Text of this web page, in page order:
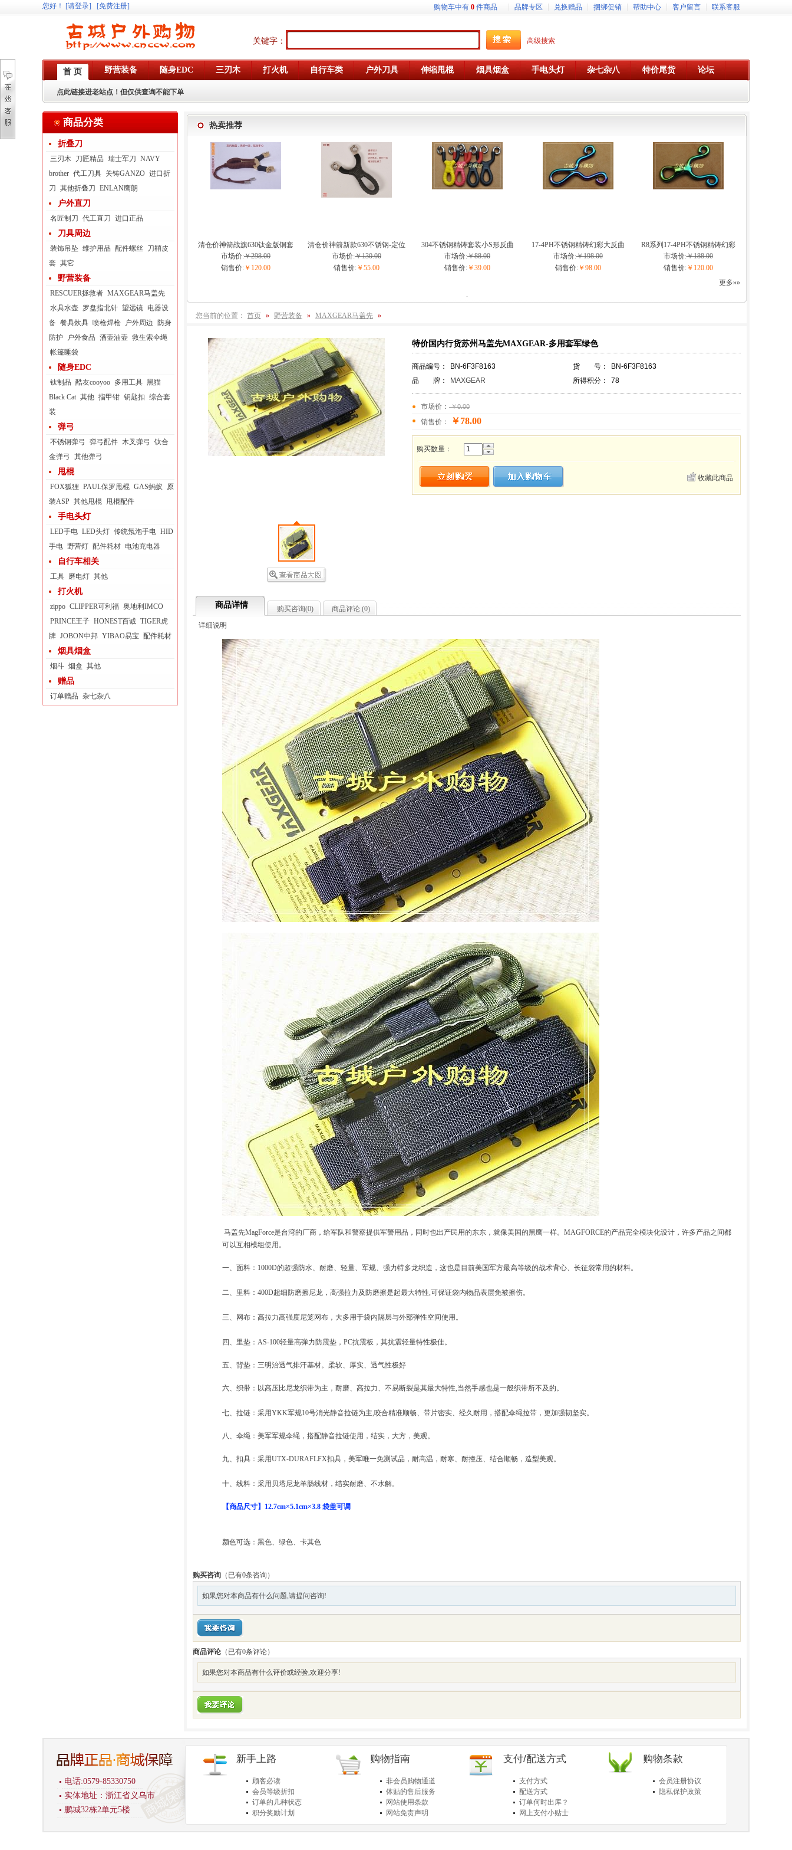
您好 ！ [请登录] [免费注册] 购物车中有 0 件商品 品牌专区 兑换赠品 捆绑促销 帮助中心 客户留言 联系客服
关键字： 高级搜索
首 页 野营装备 随身EDC 三刃木 打火机 自行车类 户外刀具 伸缩甩棍 烟具烟盒 手电头灯 杂七杂八 特价尾货 论坛
点此链接进老站点！但仅供查询不能下单
商品分类
折叠刀
三刃木 刀匠精品 瑞士军刀 NAVY
brother 代工刀具 关铸GANZO 进口折
刀 其他折叠刀 ENLAN鹰朗
户外直刀
名匠制刀 代工直刀 进口正品
刀具周边
装饰吊坠 维护用品 配件螺丝
刀鞘皮
套 其它
野营装备
RESCUER拯救者 MAXGEAR马盖先
水具水壶 罗盘指北针 望远镜 电器设
备 餐具炊具 喷枪焊枪 户外周边
防身
防护
户外食品 酒壶油壶 救生索伞绳
帐篷睡袋
随身EDC
钛制品 酷友cooyoo 多用工具 黑猫
Black Cat 其他 指甲钳 钥匙扣 综合套
装
弹弓
不锈钢弹弓 弹弓配件 木叉弹弓
钛合
金弹弓
其他弹弓
甩棍
FOX狐狸 PAUL保罗甩棍 GAS蚂蚁
原
装ASP 其他甩棍 甩棍配件
手电头灯
LED手电 LED头灯 传统氖泡手电 HID
手电 野营灯 配件耗材 电池充电器
自行车相关
工具 磨电灯 其他
打火机
zippo CLIPPER可利福 奥地利IMCO
PRINCE王子 HONEST百诚 TIGER虎
牌 JOBON中邦 YIBAO易宝 配件耗材
烟具烟盒
烟斗 烟盒 其他
赠品
订单赠品 杂七杂八
热卖推荐
清仓价神箭战旗630钛金版铜套
弓眼反曲球卡六股弹弓
市场价:￥298.00
销售价: ￥120.00
清仓价神箭新款630不锈钢-定位
槽玲珑弹弓
市场价:￥130.00
销售价: ￥55.00
304不锈钢精铸套装小S形反曲
弹弓
市场价:￥88.00
销售价: ￥39.00
17-4PH不锈钢精铸幻彩大反曲
弹弓
市场价:￥198.00
销售价:￥98.00
R8系列17-4PH不锈钢精铸幻彩
弹弓
市场价:￥188.00
销售价:￥120.00
更多»»
.
您当前的位置： 首页 » 野营装备 » MAXGEAR马盖先 »
特价国内行货苏州马盖先MAXGEAR-多用套军绿色
商品编号： BN-6F3F8163 货 号：
BN-6F3F8163
品 牌：
MAXGEAR 所得积分： 78
市场价： ￥0.00
销售价： ￥78.00
购买数量：
收藏此商品
商品详情 购买咨询(0) 商品评论 (0)
详细说明
马盖先MagForce是台湾的厂商，给军队和警察提供军警用品，同时也出产民用的东东，就像美国的黑鹰一样。MAGFORCE的产品完全模块化设计，许多产品之间都
可以互相模组使用。
一、面料：1000D的超强防水、耐磨、轻量、军规、强力特多龙织造，这也是目前美国军方最高等级的战术背心、长征袋常用的材料。
二、里料：400D超细防磨擦尼龙，高强拉力及防磨擦是起最大特性,可保证袋内物品表层免被擦伤。
三、网布：高拉力高强度尼笼网布，大多用于袋内隔层与外部弹性空间使用。
四、里垫：AS-100轻量高弹力防震垫，PC抗震板，其抗震轻量特性极佳。
五、背垫：三明治透气排汗基材。柔软、厚实、透气性极好
六、织带：以高压比尼龙织带为主，耐磨、高拉力、不易断裂是其最大特性,当然手感也是一般织带所不及的。
七、拉链：采用YKK军规10号消光静音拉链为主,咬合精准顺畅、带片密实、经久耐用，搭配伞绳拉带，更加强韧坚实。
八、伞绳：美军军规伞绳，搭配静音拉链使用，结实，大方，美观。
九、扣具：采用UTX-DURAFLFX扣具，美军唯一免测试品，耐高温，耐寒、耐撞压、结合顺畅，造型美观。
十、线料：采用贝塔尼龙羊肠线材，结实耐磨、不水解。
【商品尺寸】12.7cm×5.1cm×3.8 袋盖可调
颜色可选：黑色、绿色、卡其色
购买咨询 （已有0条咨询）
如果您对本商品有什么问题,请提问咨询!
商品评论 （已有0条评论）
如果您对本商品有什么评价或经验,欢迎分享!
电话:0579-85330750
实体地址：浙江省义乌市
鹏城32栋2单元5楼
新手上路
顾客必读
会员等级折扣
订单的几种状态
积分奖励计划
商品退货保障
购物指南
非会员购物通道
体贴的售后服务
网站使用条款
网站免责声明
简单的购物流程
支付/配送方式
支付方式
配送方式
订单何时出库？
网上支付小贴士
关于送货和验货
购物条款
会员注册协议
隐私保护政策